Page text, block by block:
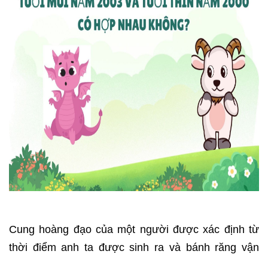
Cung hoàng đạo của một người được xác định từ
thời điểm anh ta được sinh ra và bánh răng vận